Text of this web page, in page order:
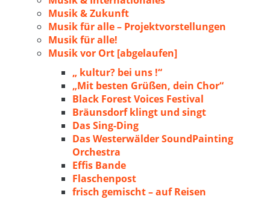
Musik & Zukunft
Musik für alle – Projektvorstellungen
Musik für alle!
Musik vor Ort [abgelaufen]
„ kultur? bei uns !“
„Mit besten Grüßen, dein Chor“
Black Forest Voices Festival
Bräunsdorf klingt und singt
Das Sing-Ding
Das Westerwälder SoundPainting
Orchestra
Effis Bande
Flaschenpost
frisch gemischt – auf Reisen